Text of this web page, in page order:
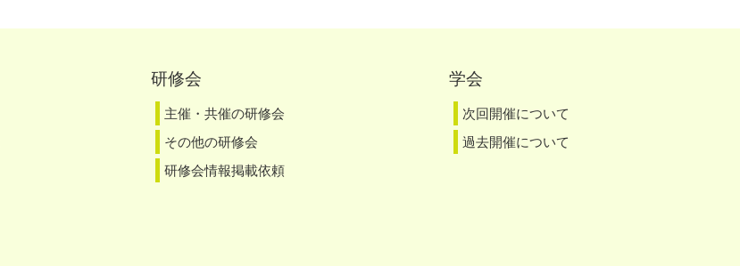
研修会
主催・共催の研修会
その他の研修会
研修会情報掲載依頼
学会
次回開催について
過去開催について